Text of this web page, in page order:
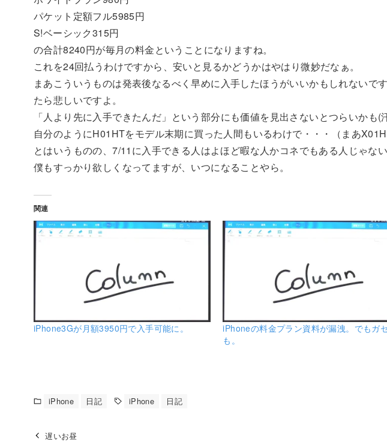
パケット定額フル5985円
S!ベーシック315円
の合計8240円が毎月の料金ということになりますね。
これを24回払うわけですから、安いと見るかどうかはやはり微妙だなぁ。
まあこういうものは発表後なるべく早めに入手したほうがいいかもしれないで
たら悲しいですよ。
「人より先に入手できたんだ」という部分にも価値を見出さないとつらいかも(
自分のようにH01HTをモデル末期に買った人間もいるわけで・・・（まあ
とはいうものの、7/11に入手できる人はよほど暇な人かコネでもある人じゃない
僕もすっかり欲しくなってますが、いつになることやら。
関連
iPhone3Gが月額3950円で入手可能に。
iPhoneの料金プラン資料が漏洩。でもガ
も。
iPhone 日記 iPhone 日記
遅いお昼